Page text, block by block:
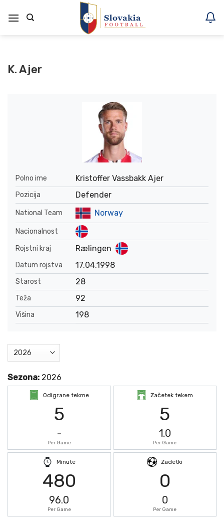
na
K. Ajer
Polno ime Kristoffer Vassbakk Ajer
Pozicija Defender
National Team Norway
Nacionalnost
Rojstni kraj
Rælingen
Datum rojstva 17.04.1998
Starost 28
Teža 92
Višina 198
Sezona: 2026
Odigrane tekme
5
-
Per Game
Začetek tekem
5
1.0
Per Game
Minute
480
96.0
Per Game
Zadetki
0
0
Per Game